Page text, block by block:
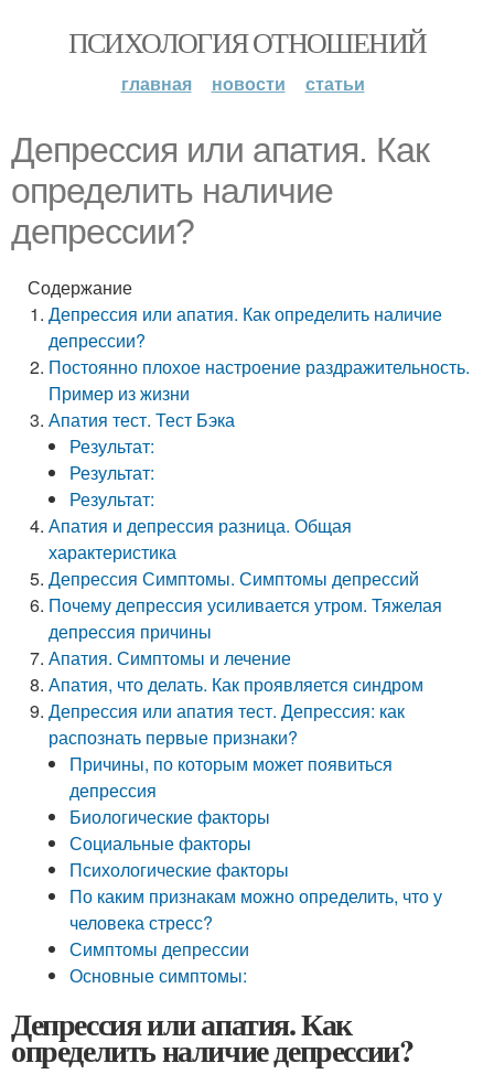
ПСИХОЛОГИЯ ОТНОШЕНИЙ
главная новости статьи
Депрессия или апатия. Как
определить наличие
депрессии?
Содержание
Депрессия или апатия. Как определить наличие
депрессии?
Постоянно плохое настроение раздражительность.
Пример из жизни
Апатия тест. Тест Бэка
Результат:
Результат:
Результат:
Апатия и депрессия разница. Общая
характеристика
Депрессия Симптомы. Симптомы депрессий
Почему депрессия усиливается утром. Тяжелая
депрессия причины
Апатия. Симптомы и лечение
Апатия, что делать. Как проявляется синдром
Депрессия или апатия тест. Депрессия: как
распознать первые признаки?
Причины, по которым может появиться
депрессия
Биологические факторы
Социальные факторы
Психологические факторы
По каким признакам можно определить, что у
человека стресс?
Симптомы депрессии
Основные симптомы:
Депрессия или апатия. Как
определить наличие депрессии?